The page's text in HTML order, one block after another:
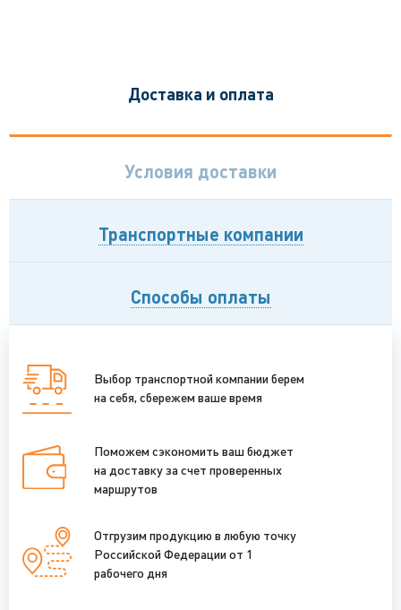
Доставка и оплата
Условия доставки
Транспортные компании
Способы оплаты
Выбор транспортной компании берем
на себя, сбережем ваше время
Поможем сэкономить ваш бюджет
на доставку за счет проверенных
маршрутов
Отгрузим продукцию в любую точку
Российской Федерации от 1
рабочего дня